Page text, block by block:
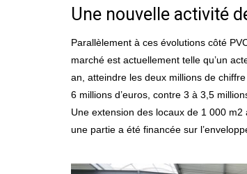
Une nouvelle activité
Parallèlement à ces évolutions côté
marché est actuellement telle qu’un
an, atteindre les deux millions de
6 millions d’euros, contre 3 à 3,5
Une extension des locaux de 1 000
une partie a été financée sur